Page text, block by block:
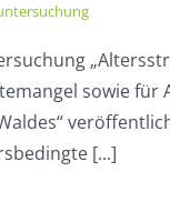
sowie
[...]